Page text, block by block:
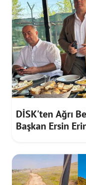
DİSK'ten Ağrı
Başkan Ersin